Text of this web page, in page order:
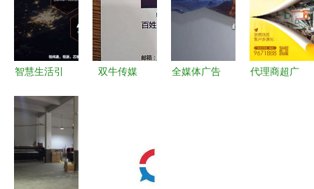
可能还蒙在
告代理新蓝
之眼为例
智慧生活引
度家电频道
广告代理业
务全新启航
双牛传媒
务，引领区
域传媒新生
全媒体广告
代理商超广